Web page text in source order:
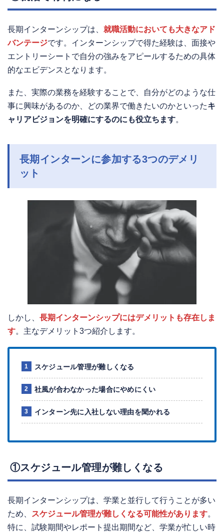
長期インターンシップは、 就職活動においても大きなアド
バンテージです。インターンシップで得た経験は、面接や
エントリーシートで自分の強みをアピールするための具体
的なエビデンスとなります。
また、実際の業務を経験することで、自分がどのような仕
事に興味があるのか、どの業界で働きたいのかといったキ
ャリアビジョンを明確にするのにも役立ちます。
長期インターンに参加する3つのデメリ
ット
しかし、 長期インターンシップにはデメリットも存在しま
す。主なデメリット3つ紹介します。
スケジュール管理が難しくなる
社風が合わなかった場合にやめにくい
インターン先に入社しない理由を聞かれる
①スケジュール管理が難しくなる
長期インターンシップは、学業と並行して行うことが多い
ため、
スケジュール管理が難しくなる可能性があります。
特に、試験期間やレポート提出期間など、学業が忙しい時